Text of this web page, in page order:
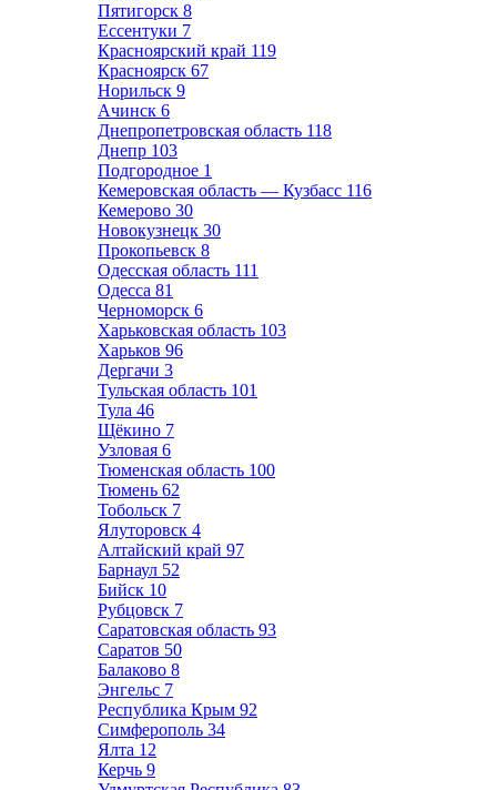
Пятигорск 8
Ессентуки 7
Красноярский край 119
Красноярск 67
Норильск 9
Ачинск 6
Днепропетровская область 118
Днепр 103
Подгородное 1
Кемеровская область — Кузбасс 116
Кемерово 30
Новокузнецк 30
Прокопьевск 8
Одесская область 111
Одесса 81
Черноморск 6
Харьковская область 103
Харьков 96
Дергачи 3
Тульская область 101
Тула 46
Щёкино 7
Узловая 6
Тюменская область 100
Тюмень 62
Тобольск 7
Ялуторовск 4
Алтайский край 97
Барнаул 52
Бийск 10
Рубцовск 7
Саратовская область 93
Саратов 50
Балаково 8
Энгельс 7
Республика Крым 92
Симферополь 34
Ялта 12
Керчь 9